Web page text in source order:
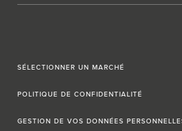
SÉLECTIONNER UN MARCHÉ
POLITIQUE DE CONFIDENTIALITÉ
GESTION DE VOS DONNÉES